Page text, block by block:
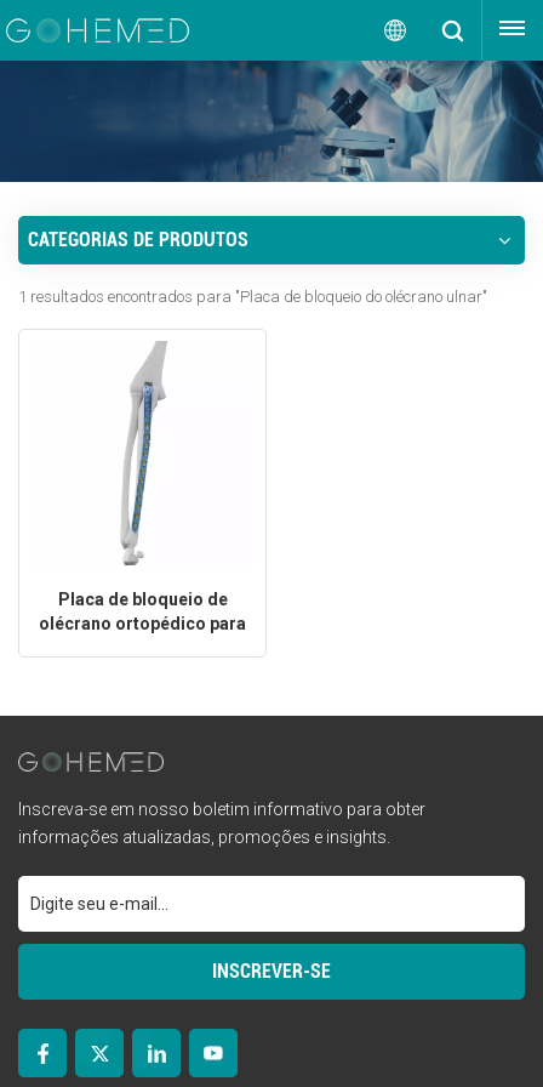
Português
English
português
OBTENHA UMA COTAÇÃO
CATEGORIAS DE PRODUTOS
1 resultados encontrados para "Placa de bloqueio do olécrano ulnar"
Placa de bloqueio de
olécrano ortopédico para
Inscreva-se em nosso boletim informativo para obter
informações atualizadas, promoções e insights.